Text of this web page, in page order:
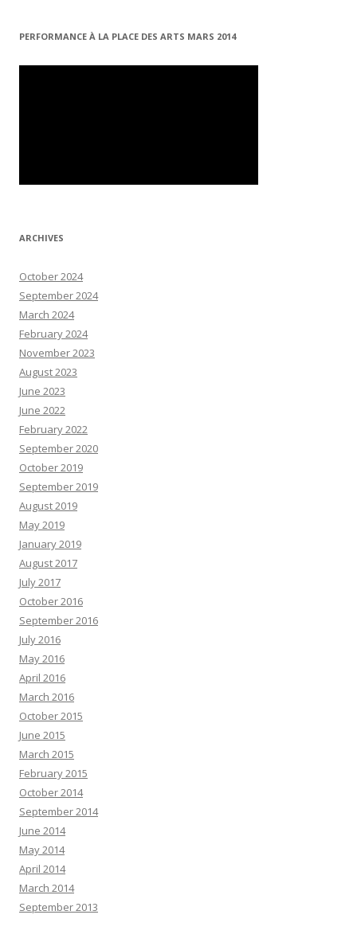
PERFORMANCE À LA PLACE DES ARTS MARS 2014
ARCHIVES
October 2024
September 2024
March 2024
February 2024
November 2023
August 2023
June 2023
June 2022
February 2022
September 2020
October 2019
September 2019
August 2019
May 2019
January 2019
August 2017
July 2017
October 2016
September 2016
July 2016
May 2016
April 2016
March 2016
October 2015
June 2015
March 2015
February 2015
October 2014
September 2014
June 2014
May 2014
April 2014
March 2014
September 2013